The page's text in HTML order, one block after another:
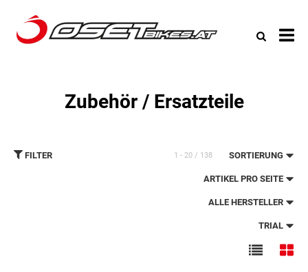
Zubehör / Ersatzteile
FILTER 1 - 20 / 138 SORTIERUNG
ARTIKEL PRO SEITE
ALLE HERSTELLER
TRIAL